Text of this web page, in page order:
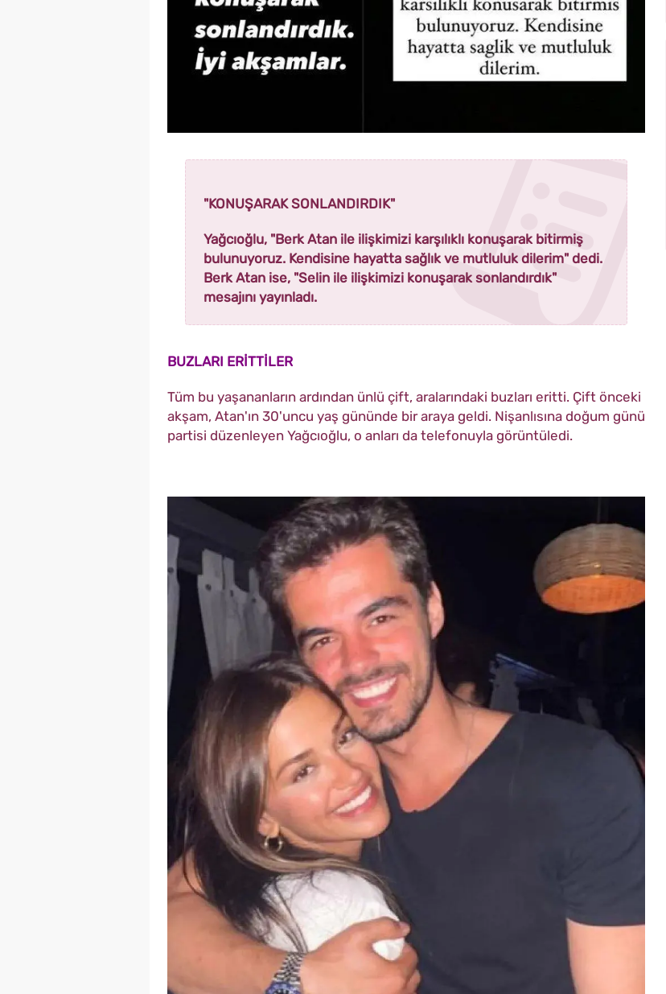
"KONUŞARAK SONLANDIRDIK"
Yağcıoğlu, "Berk Atan ile ilişkimizi karşılıklı konuşarak bitirmiş
bulunuyoruz. Kendisine hayatta sağlık ve mutluluk dilerim" dedi.
Berk Atan ise, "Selin ile ilişkimizi konuşarak sonlandırdık"
mesajını yayınladı.
BUZLARI ERİTTİLER
Tüm bu yaşananların ardından ünlü çift, aralarındaki buzları eritti. Çift önceki
akşam, Atan'ın 30'uncu yaş gününde bir araya geldi. Nişanlısına doğum günü
partisi düzenleyen Yağcıoğlu, o anları da telefonuyla görüntüledi.